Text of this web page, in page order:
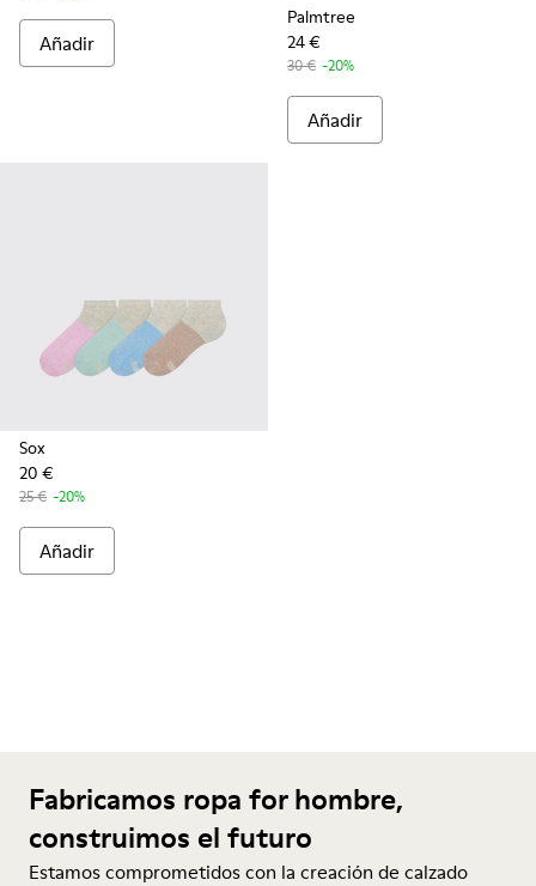
Añadir
Palmtree
24 €
30 € -20%
Añadir
Sox
20 €
25 € -20%
Añadir
Fabricamos ropa for hombre,
construimos el futuro
Estamos comprometidos con la creación de calzado